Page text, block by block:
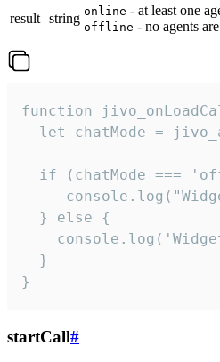
result string online - at least one
offline - no agents
function
let chatMode =
if (chatMode ===
  } else {
  }
}
startCall#